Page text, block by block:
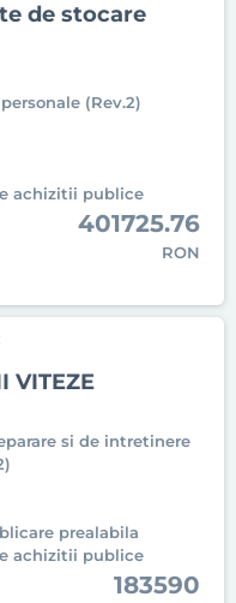
de stocare
(Rev.2)
achizitii publice
401725.76
RON
VITEZE
si de intretinere
prealabila
achizitii publice
183590